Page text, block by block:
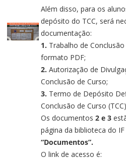
Além disso, para os
depósito do TCC, será
documentação:
1. Trabalho de
formato PDF;
2. Autorização de
Conclusão de Curso;
3. Termo de Depósito
Conclusão de Curso
Os documentos2 e 3
página da biblioteca do
“Documentos”.
O link de acesso é: